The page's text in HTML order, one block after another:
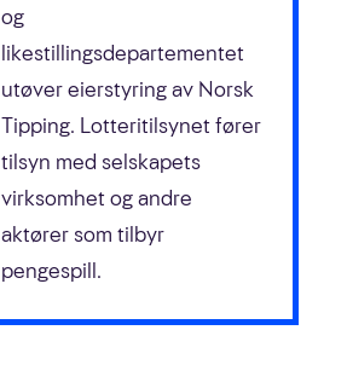
og
likestillingsdepartementet
utøver eierstyring av Norsk
Tipping. Lotteritilsynet fører
tilsyn med selskapets
virksomhet og andre
aktører som tilbyr
pengespill.